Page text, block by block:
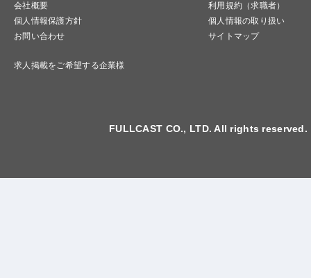
会社概要
利用規約（求職者）
個人情報保護方針
個人情報の取り扱い
お問い合わせ
サイトマップ
求人掲載をご希望する企業様
FULLCAST CO., LTD. All rights reserved.